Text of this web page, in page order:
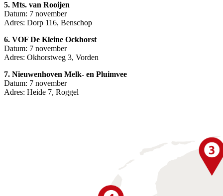
5. Mts. van Rooijen
Datum: 7 november
Adres: Dorp 116, Benschop
6. VOF De Kleine Ockhorst
Datum: 7 november
Adres: Okhorstweg 3, Vorden
7. Nieuwenhoven Melk- en Pluimvee
Datum: 7 november
Adres: Heide 7, Roggel